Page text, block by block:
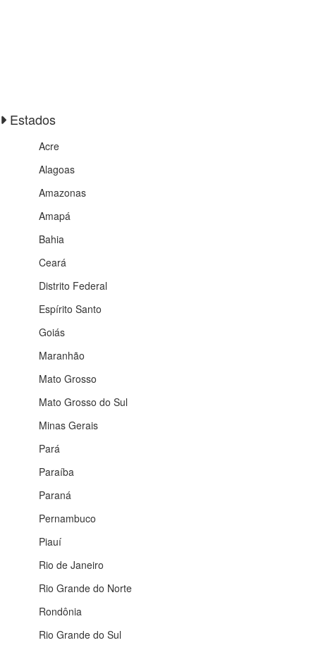
Estados
Acre
Alagoas
Amazonas
Amapá
Bahia
Ceará
Distrito Federal
Espírito Santo
Goiás
Maranhão
Mato Grosso
Mato Grosso do Sul
Minas Gerais
Pará
Paraíba
Paraná
Pernambuco
Piauí
Rio de Janeiro
Rio Grande do Norte
Rondônia
Rio Grande do Sul